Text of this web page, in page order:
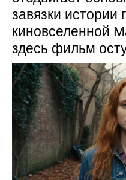
завязки истории
киновселенной
здесь фильм